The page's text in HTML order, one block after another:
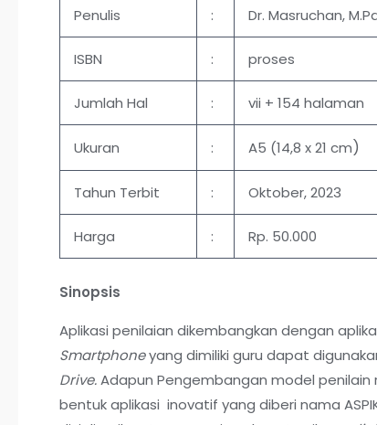
Penulis : Dr. Masruchan,
ISBN : proses
Jumlah Hal : vii + 154 halaman
Ukuran : A5 (14,8 x 21 cm)
Tahun Terbit : Oktober, 2023
Harga : Rp. 50.000
Sinopsis
Aplikasi penilaian dikembangkan dengan
Smartphoneyang dimiliki guru dapat
Drive.Adapun Pengembangan model
bentuk aplikasi inovatif yang diberi nama